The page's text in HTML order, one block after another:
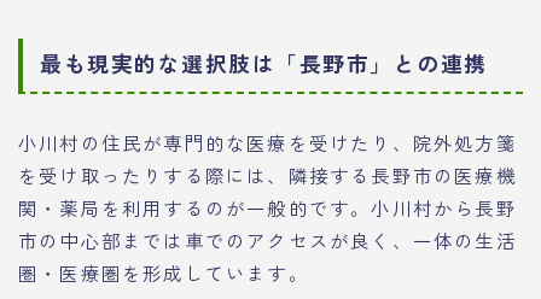
最も現実的な選択肢は「長野市」との連携
小川村の住民が専門的な医療を受けたり、院外処方箋
を受け取ったりする際には、隣接する長野市の医療機
関・薬局を利用するのが一般的です。小川村から長野
市の中心部までは車でのアクセスが良く、一体の生活
圏・医療圏を形成しています。